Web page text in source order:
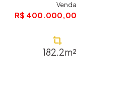
Venda
R$ 400.000,00
182.2m²